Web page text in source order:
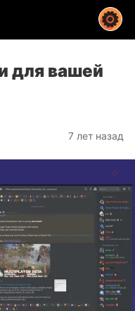
для вашей
7 лет назад